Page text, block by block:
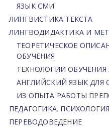
ЯЗЫК СМИ
ЛИНГВИСТИКА ТЕКСТА
ЛИНГВОДИДАКТИКА И
ТЕОРЕТИЧЕСКОЕ
ОБУЧЕНИЯ
ТЕХНОЛОГИИ ОБУЧЕНИЯ
АНГЛИЙСКИЙ ЯЗЫК ДЛЯ
ИЗ ОПЫТА РАБОТЫ
ПЕДАГОГИКА. ПСИХОЛОГИЯ
ПЕРЕВОДОВЕДЕНИЕ